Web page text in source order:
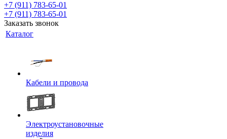
+7 (911) 783-65-01
+7 (911) 783-65-01
Заказать звонок
Каталог
Кабели и провода
Электроустановочные
изделия